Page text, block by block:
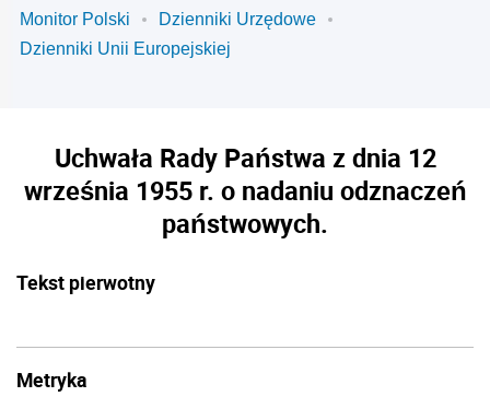
Monitor Polski
Dzienniki Urzędowe
Dzienniki Unii Europejskiej
Uchwała Rady Państwa z dnia 12
września 1955 r. o nadaniu odznaczeń
państwowych.
Tekst pierwotny
Metryka